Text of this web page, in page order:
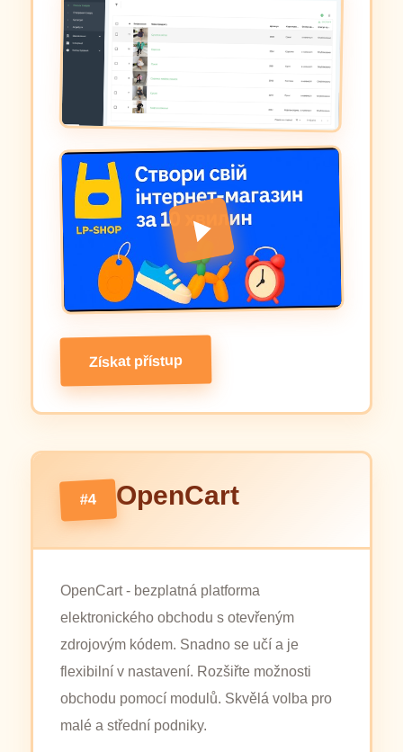
Získat přístup
#4 OpenCart
OpenCart - bezplatná platforma
elektronického obchodu s otevřeným
zdrojovým kódem. Snadno se učí a je
flexibilní v nastavení. Rozšiřte možnosti
obchodu pomocí modulů. Skvělá volba pro
malé a střední podniky.